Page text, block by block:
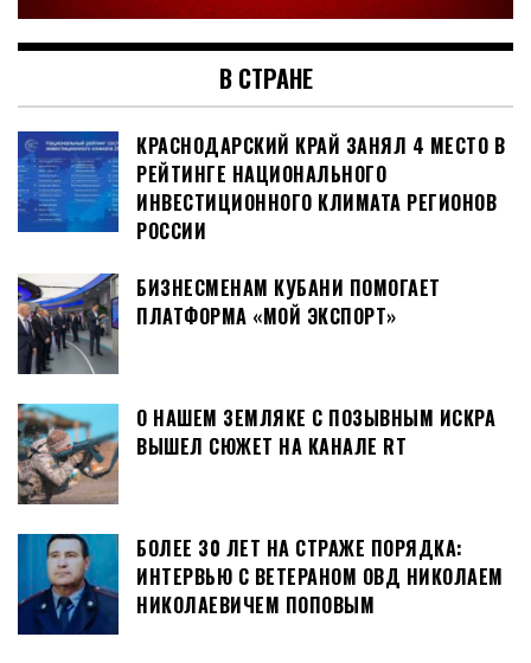
В СТРАНЕ
КРАСНОДАРСКИЙ КРАЙ ЗАНЯЛ 4 МЕСТО В
РЕЙТИНГЕ НАЦИОНАЛЬНОГО
ИНВЕСТИЦИОННОГО КЛИМАТА РЕГИОНОВ
РОССИИ
БИЗНЕСМЕНАМ КУБАНИ ПОМОГАЕТ
ПЛАТФОРМА «МОЙ ЭКСПОРТ»
О НАШЕМ ЗЕМЛЯКЕ С ПОЗЫВНЫМ ИСКРА
ВЫШЕЛ СЮЖЕТ НА КАНАЛЕ RT
БОЛЕЕ 30 ЛЕТ НА СТРАЖЕ ПОРЯДКА:
ИНТЕРВЬЮ С ВЕТЕРАНОМ ОВД НИКОЛАЕМ
НИКОЛАЕВИЧЕМ ПОПОВЫМ